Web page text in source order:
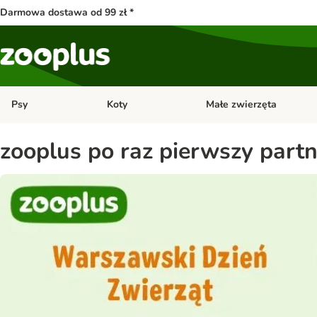
Darmowa dostawa od 99 zł *
Psy Otwórz menu kategorii: Psy
Koty Otwórz menu kategorii: Koty
Małe zwierzęta
zooplus po raz pierwszy